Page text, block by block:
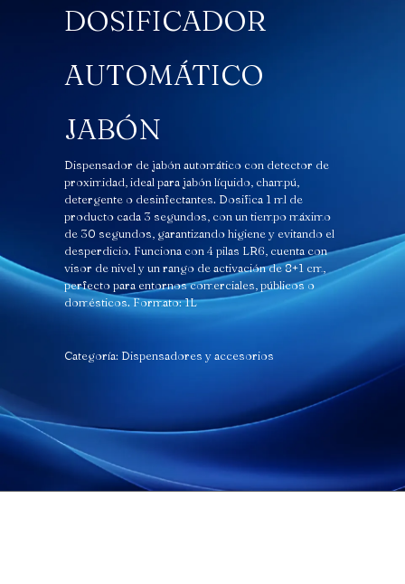
DOSIFICADOR
AUTOMÁTICO
JABÓN
Dispensador de jabón automático con detector de
proximidad, ideal para jabón líquido, champú,
detergente o desinfectantes. Dosifica 1 ml de
producto cada 3 segundos, con un tiempo máximo
de 30 segundos, garantizando higiene y evitando el
desperdicio. Funciona con 4 pilas LR6, cuenta con
visor de nivel y un rango de activación de 8+1 cm,
perfecto para entornos comerciales, públicos o
domésticos. Formato: 1L
Categoría: Dispensadores y accesorios